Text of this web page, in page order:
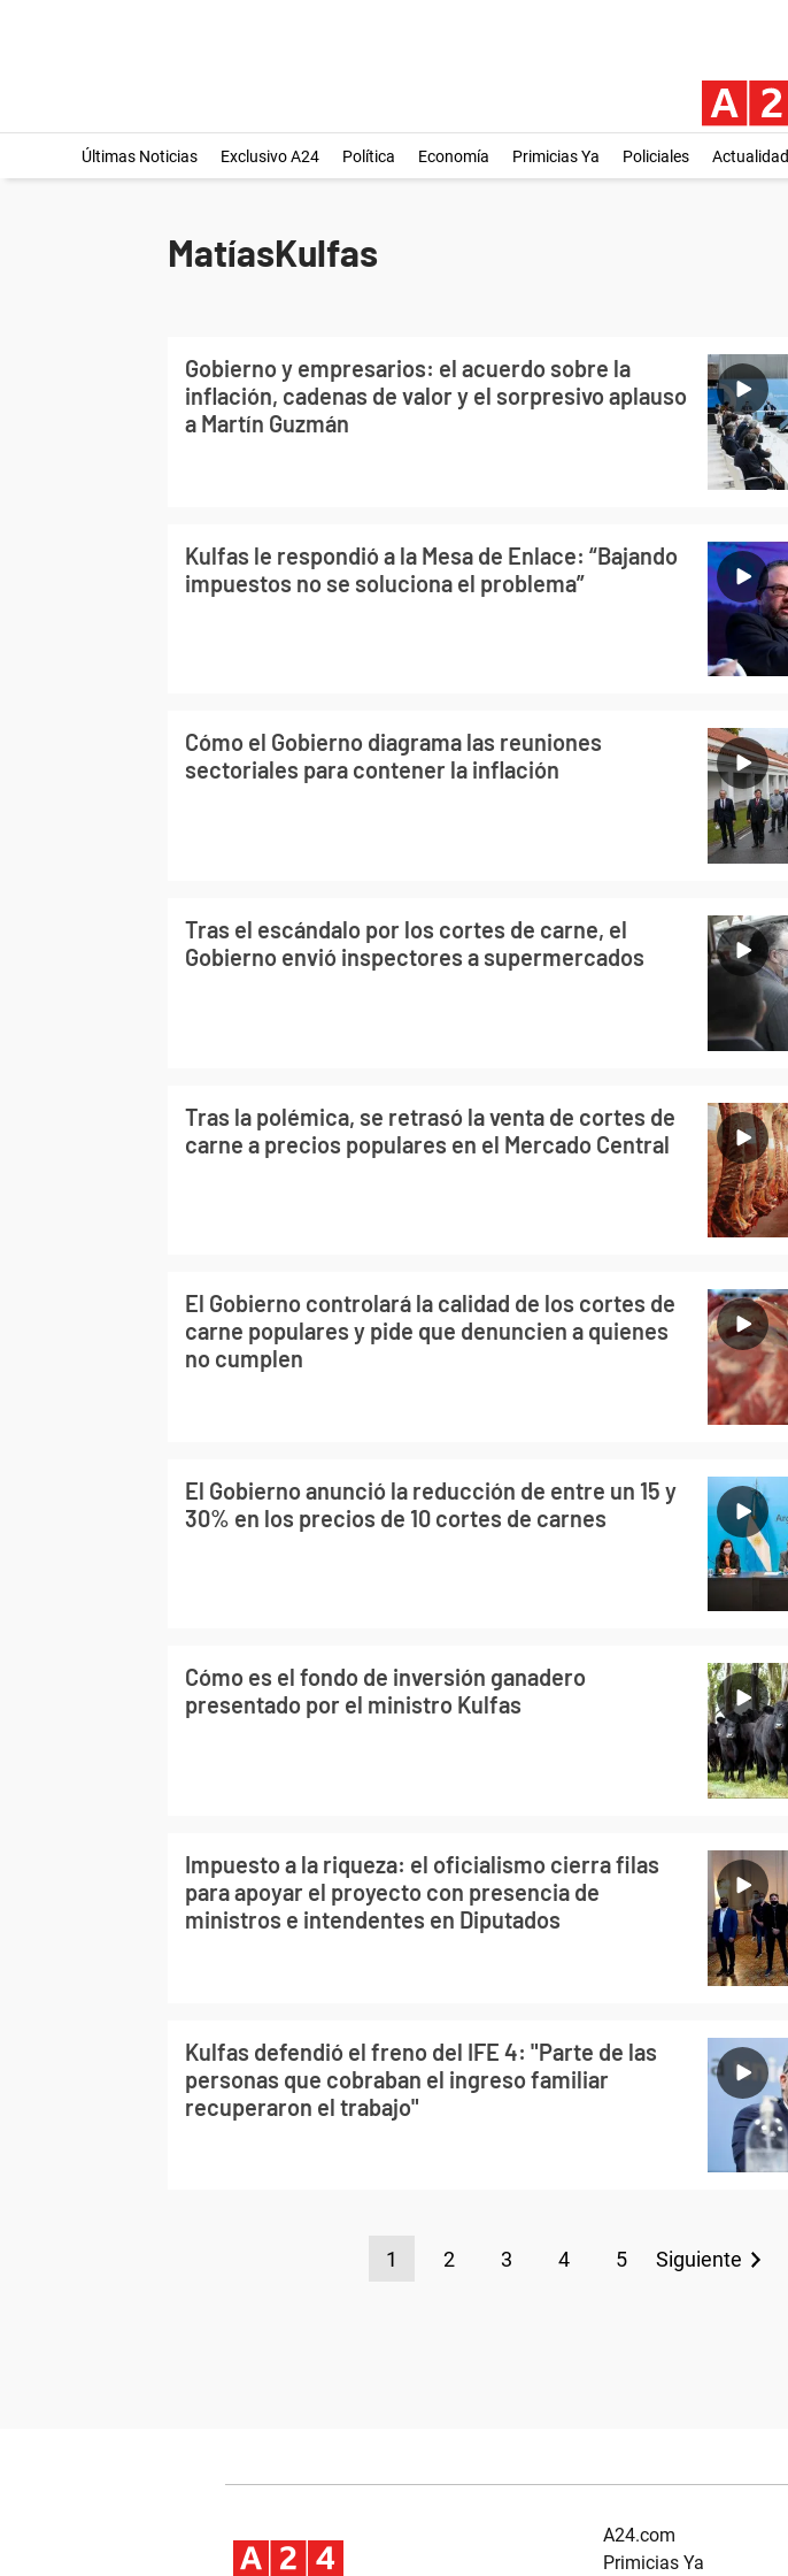
Últimas Noticias Exclusivo A24 Política Economía Primicias Ya Policiales Actualidad
MatíasKulfas
Gobierno y empresarios: el acuerdo sobre la
inflación, cadenas de valor y el sorpresivo aplauso
a Martín Guzmán
Kulfas le respondió a la Mesa de Enlace: “Bajando
impuestos no se soluciona el problema”
Cómo el Gobierno diagrama las reuniones
sectoriales para contener la inflación
Tras el escándalo por los cortes de carne, el
Gobierno envió inspectores a supermercados
Tras la polémica, se retrasó la venta de cortes de
carne a precios populares en el Mercado Central
El Gobierno controlará la calidad de los cortes de
carne populares y pide que denuncien a quienes
no cumplen
El Gobierno anunció la reducción de entre un 15 y
30% en los precios de 10 cortes de carnes
Cómo es el fondo de inversión ganadero
presentado por el ministro Kulfas
Impuesto a la riqueza: el oficialismo cierra filas
para apoyar el proyecto con presencia de
ministros e intendentes en Diputados
Kulfas defendió el freno del IFE 4: "Parte de las
personas que cobraban el ingreso familiar
recuperaron el trabajo"
1 2 3 4 5 Siguiente
A24.com
Primicias Ya